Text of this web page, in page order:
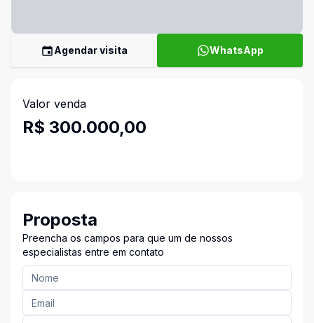
Agendar visita WhatsApp
Valor venda
R$ 300.000,00
Proposta
Preencha os campos para que um de nossos
especialistas entre em contato